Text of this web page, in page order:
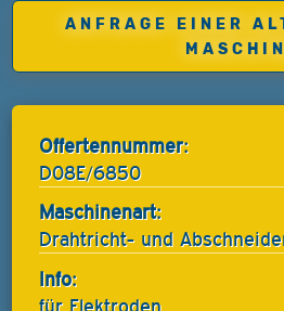
ANFRAGE EINER
Offertennummer:
D08E/6850
Maschinenart:
Drahtricht- und
Info:
für Elektroden